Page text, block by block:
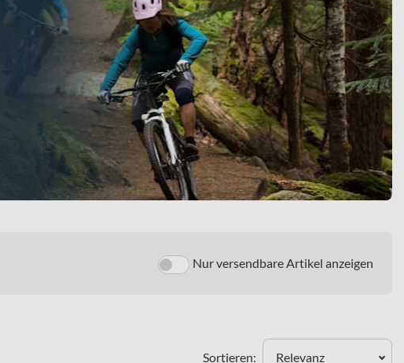
Nur versendbare Artikel anzeigen
Sortieren: Relevanz